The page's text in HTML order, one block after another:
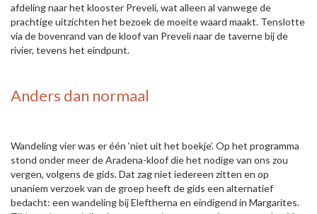
afdeling naar het klooster Preveli, wat alleen al vanwege de
prachtige uitzichten het bezoek de moeite waard maakt. Tenslotte
via de bovenrand van de kloof van Preveli naar de taverne bij de
rivier, tevens het eindpunt.
Anders dan normaal
Wandeling vier was er één ‘niet uit het boekje’. Op het programma
stond onder meer de Aradena-kloof die het nodige van ons zou
vergen, volgens de gids. Dat zag niet iedereen zitten en op
unaniem verzoek van de groep heeft de gids een alternatief
bedacht: een wandeling bij Eleftherna en eindigend in Margarites.